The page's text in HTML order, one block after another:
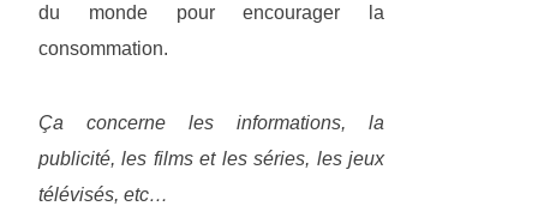
du monde pour encourager la
consommation.
Ça concerne les informations, la
publicité, les films et les séries, les jeux
télévisés, etc…